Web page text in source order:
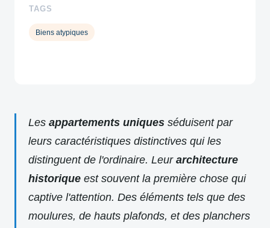
Les appartements uniques séduisent par
leurs caractéristiques distinctives qui les
distinguent de l'ordinaire. Leur architecture
historique est souvent la première chose qui
captive l'attention. Des éléments tels que des
moulures, de hauts plafonds, et des planchers
TAGS
Biens atypiques